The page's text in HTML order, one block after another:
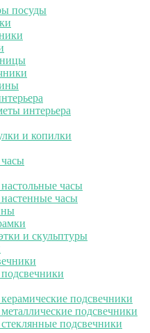
посуды
интерьера
и копилки
часы
часы
и скульптуры
подсвечники
подсвечники
подсвечники